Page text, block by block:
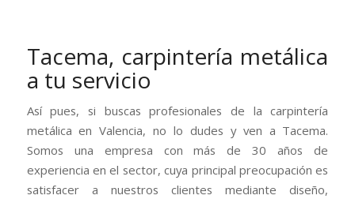
Tacema, carpintería metálica
a tu servicio
Así pues, si buscas profesionales de la carpintería
metálica en Valencia, no lo dudes y ven a Tacema.
Somos una empresa con más de 30 años de
experiencia en el sector, cuya principal preocupación es
satisfacer a nuestros clientes mediante diseño,